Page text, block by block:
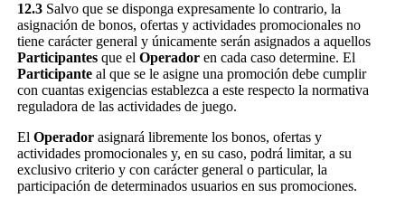
12.3 Salvo que se disponga expresamente lo contrario, la
asignación de bonos, ofertas y actividades promocionales no
tiene carácter general y únicamente serán asignados a aquellos
Participantes que el Operadoren cada caso determine. El
Participante al que se le asigne una promoción debe cumplir
con cuantas exigencias establezca a este respecto la normativa
reguladora de las actividades de juego.
El Operadorasignará libremente los bonos, ofertas y
actividades promocionales y, en su caso, podrá limitar, a su
exclusivo criterio y con carácter general o particular, la
participación de determinados usuarios en sus promociones.